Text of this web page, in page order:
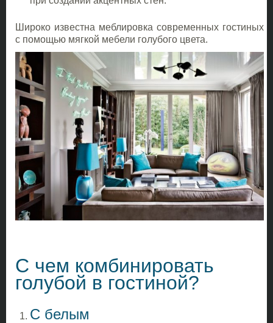
Широко известна меблировка современных гостиных
с помощью мягкой мебели голубого цвета.
С чем комбинировать
голубой в гостиной?
С белым